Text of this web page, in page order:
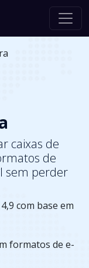
caixas de
de
sem perder
com base em
formatos de e-